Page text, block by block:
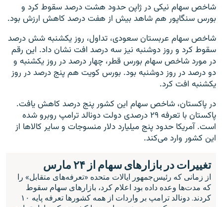
شاخص سهام نیکی در ژاپن حدود هشت درصد سقوط کرد و
بورس سنگاپور هم شاهد بیش از هفت درصد کاهش ارزش بود.
شاخص سهام عربستان سعودی، تداول، روز یکشنبه شش درصد
سقوط کرد و روز دوشنبه نیز سه درصد افت نشان داد. این رقم
در مورد شاخص سهام بورس قطر، چهار درصد در روز یکشنبه و
دو درصد در روز دوشنبه بود. بورس کویت هم پنج درصد در روز
یکشنبه افت کرد.
در پاکستان، شاخص سهام این کشور پنج درصد کاهش یافت.
پاکستان با تعرفه ۲۹ درصدی دولت دونالد ترامپ روبرو شده
است. آمریکا حدود پنج میلیارد دلار منسوجات و سایر کالاها از
این کشور وارد می‌کند.